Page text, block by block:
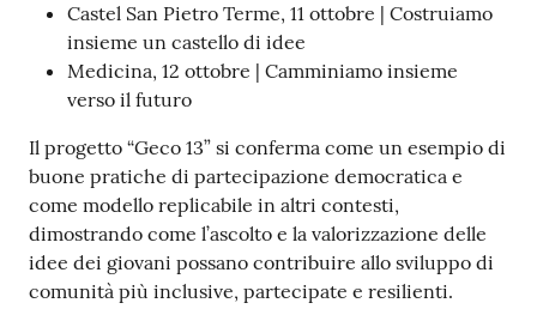
Castel San Pietro Terme, 11 ottobre | Costruiamo
insieme un castello di idee
Medicina, 12 ottobre | Camminiamo insieme
verso il futuro
Il progetto “Geco 13” si conferma come un esempio di
buone pratiche di partecipazione democratica e
come modello replicabile in altri contesti,
dimostrando come l’ascolto e la valorizzazione delle
idee dei giovani possano contribuire allo sviluppo di
comunità più inclusive, partecipate e resilienti.